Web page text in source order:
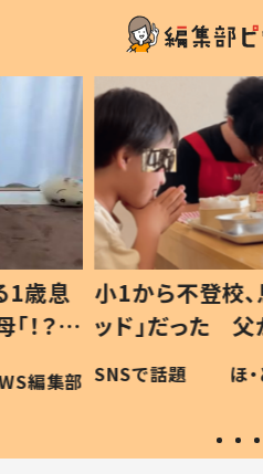
歳息
？」
編集部
小1から不登校、
ッド」だった 父
作り続ける理由
#令和の子
SNSで話題 ほ